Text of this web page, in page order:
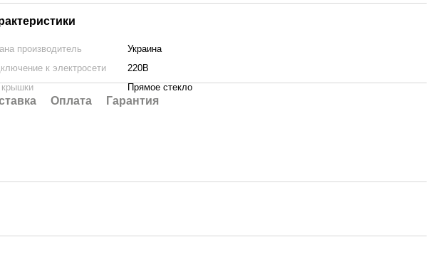
производитель
Украина
к электросети
220В
крышки
Прямое стекло
Оплата Гарантия